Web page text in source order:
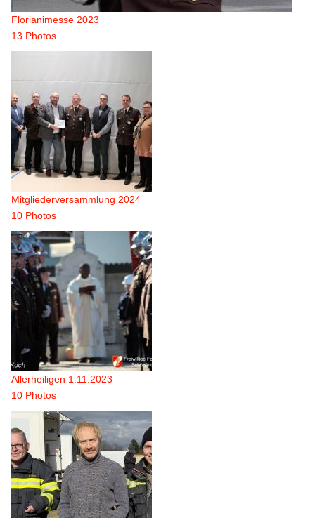
Florianimesse 2023
13 Photos
Mitgliederversammlung 2024
10 Photos
Allerheiligen 1.11.2023
10 Photos